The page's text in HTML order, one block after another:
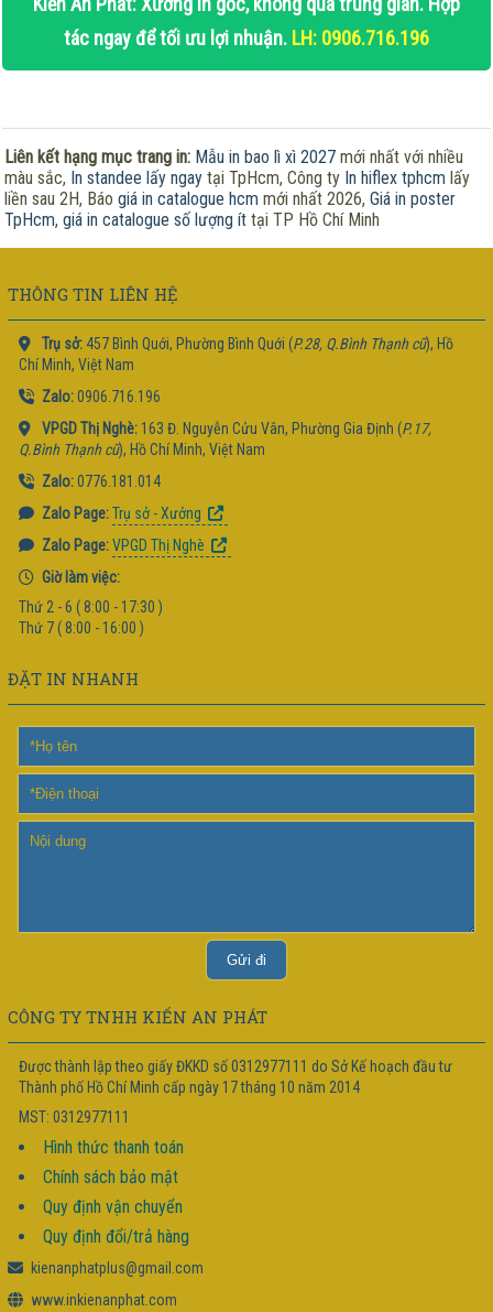
tác ngay để tối ưu lợi nhuận. LH: 0906.716.196
Liên kết hạng mục trang in: Mẫu in bao lì xì 2027 mới nhất với nhiều
màu sắc, In standee lấy ngay tại TpHcm, Công ty In hiflex tphcm lấy
liền sau 2H, Báogiá in catalogue hcm mới nhất 2026,Giá in poster
TpHcm,giá in catalogue số lượng ít tại TP Hồ Chí Minh
THÔNG TIN LIÊN HỆ
Trụ sở:457 Bình Quới, Phường Bình Quới (P.28, Q.Bình Thạnh cũ), Hồ
Chí Minh, Việt Nam
Zalo:0906.716.196
VPGD Thị Nghè:163 Đ. Nguyễn Cửu Vân, Phường Gia Định (P.17,
Q.Bình Thạnh cũ), Hồ Chí Minh, Việt Nam
Zalo:0776.181.014
Zalo Page: Trụ sở - Xưởng
Zalo Page: VPGD Thị Nghè
Giờ làm việc:
Thứ 2 - 6 ( 8:00 - 17:30 )
Thứ 7 ( 8:00 - 16:00 )
ĐẶT IN NHANH
CÔNG TY TNHH KIẾN AN PHÁT
Được thành lập theo giấy ĐKKD số 0312977111 do Sở Kế hoạch đầu tư
Thành phố Hồ Chí Minh cấp ngày 17 tháng 10 năm 2014
MST: 0312977111
Hình thức thanh toán
Chính sách bảo mật
Quy định vận chuyển
Quy định đổi/trả hàng
kienanphatplus@gmail.com
www.inkienanphat.com